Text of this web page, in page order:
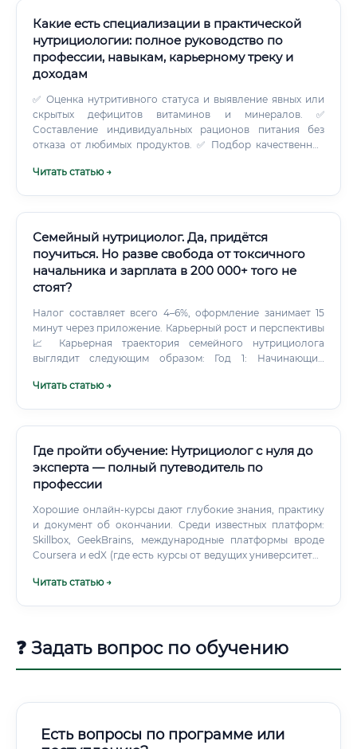
Какие есть специализации в практической
нутрициологии: полное руководство по
профессии, навыкам, карьерному треку и
доходам
✅ Оценка нутритивного статуса и выявление явных или
скрытых дефицитов витаминов и минералов. ✅
Составление индивидуальных рационов питания без
отказа от любимых продуктов. ✅ Подбор качественных
выявленных дефицитов.
Читать статью →
Семейный нутрициолог. Да, придётся
поучиться. Но разве свобода от токсичного
начальника и зарплата в 200 000+ того не
стоят?
Налог составляет всего 4–6%, оформление занимает 15
минут через приложение. Карьерный рост и перспективы
📈 Карьерная траектория семейного нутрициолога
выглядит следующим образом: Год 1: Начинающий
2–3: Расширение специализации → личный бренд →
менторство Востребованность профессии сейчас и в
будущем 🌱 Тренд на осознанное питание и здоровый
образ жизни — не мода, а долгосрочный социальный
сдвиг.
Читать статью →
Где пройти обучение: Нутрициолог с нуля до
эксперта — полный путеводитель по
профессии
Хорошие онлайн-курсы дают глубокие знания, практику
и документ об окончании. Среди известных платформ:
Skillbox, GeekBrains, международные платформы вроде
Coursera и edX (где есть курсы от ведущих университетов
Читать статью →
❓ Задать вопрос по обучению
Есть вопросы по программе или